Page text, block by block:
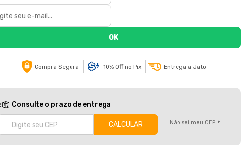
Compra Segura 10% Off no Pix Entrega a Jato
Consulte o prazo de entrega
Não sei meu CEP